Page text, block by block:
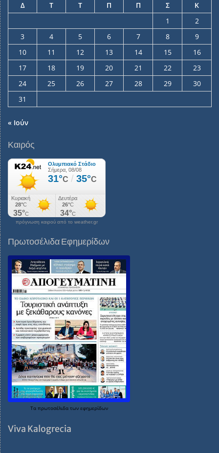
Δ
Τ Τ Π Π Σ
Κ
1
2
3
4 5 6 7 8
9
10
11 12 13 14 15
16
17
18 19 20 21 22
23
24
25 26 27 28 29
30
31
« Ιούν
Καιρός
πρόγνωση καιρού από το weather.gr
Πρωτοσέλιδα Εφημερίδων
Τα πρωτοσέλιδα των εφημερίδων
Viva Kalogrecia